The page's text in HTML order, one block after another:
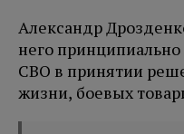
Александр
него
СВО в принятии
жизни, боевых